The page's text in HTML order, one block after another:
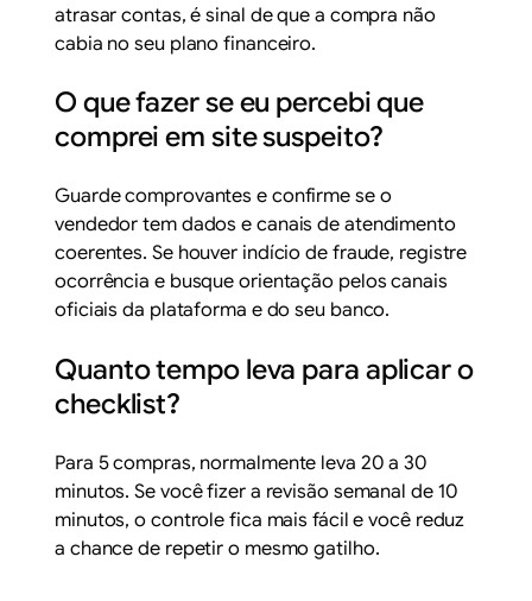
atrasar contas, é sinal de que a compra não
cabia no seu plano financeiro.
O que fazer se eu percebi que
comprei em site suspeito?
Guarde comprovantes e confirme se o
vendedor tem dados e canais de atendimento
coerentes. Se houver indício de fraude, registre
ocorrência e busque orientação pelos canais
oficiais da plataforma e do seu banco.
Quanto tempo leva para aplicar o
checklist?
Para 5 compras, normalmente leva 20 a 30
minutos. Se você fizer a revisão semanal de 10
minutos, o controle fica mais fácil e você reduz
a chance de repetir o mesmo gatilho.